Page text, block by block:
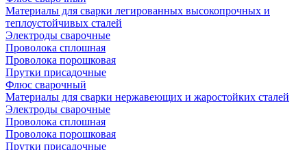
Материалы для сварки легированных высокопрочных и
теплоустойчивых сталей
Электроды сварочные
Проволока сплошная
Проволока порошковая
Прутки присадочные
Флюс сварочный
Материалы для сварки нержавеющих и жаростойких сталей
Электроды сварочные
Проволока сплошная
Проволока порошковая
Прутки присадочные